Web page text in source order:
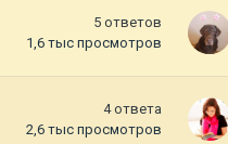
5 ответов
1,6 тыс просмотров
4 ответа
2,6 тыс просмотров